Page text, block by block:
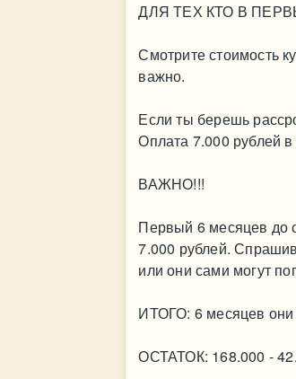
ДЛЯ ТЕХ КТО В
Смотрите стоимость
важно.
Если ты берешь
Оплата 7.000 рублей
ВАЖНО!!!
Первый 6 месяцев до
7.000 рублей.
или они сами могут
ИТОГО: 6 месяцев они
ОСТАТОК: 168.000 -